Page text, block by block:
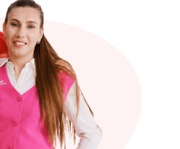
67
регионов РФ